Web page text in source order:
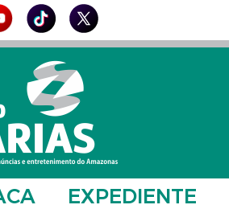
EXPEDIENTE